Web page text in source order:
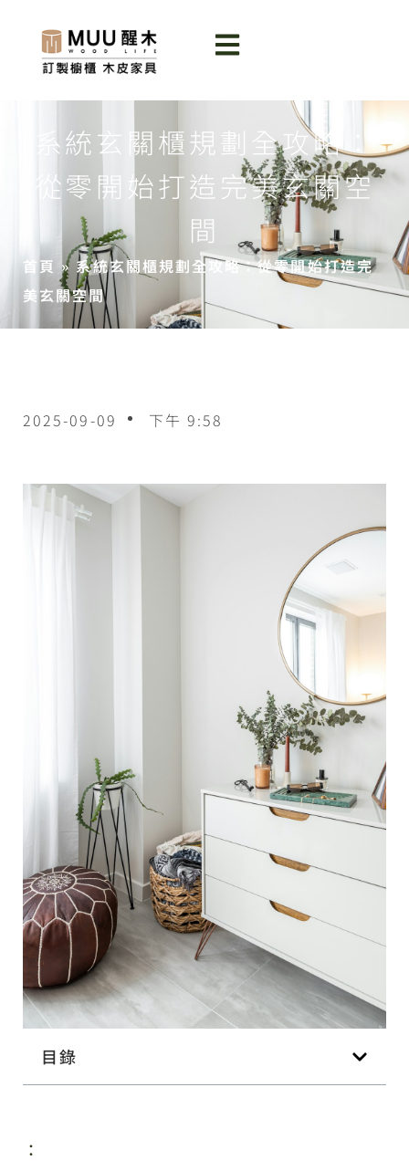
系統玄關櫃規劃全攻略：
從零開始打造完美玄關空
間
首頁 » 系統玄關櫃規劃全攻略：從零開始打造完
美玄關空間
2025-09-09 下午 9:58
目錄
：